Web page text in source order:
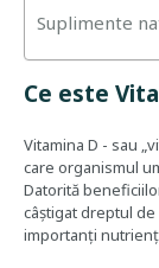
Suplimente
Ce este
Vitamina D - sau
care organismul
Datorită
câștigat dreptul
importanți